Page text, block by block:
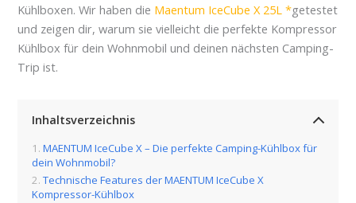
Kühlboxen. Wir haben die Maentum IceCube X 25L getestet
und zeigen dir, warum sie vielleicht die perfekte Kompressor
Kühlbox für dein Wohnmobil und deinen nächsten Camping-
Trip ist.
Inhaltsverzeichnis
MAENTUM IceCube X – Die perfekte Camping-Kühlbox für
dein Wohnmobil?
Technische Features der MAENTUM IceCube X
Kompressor-Kühlbox